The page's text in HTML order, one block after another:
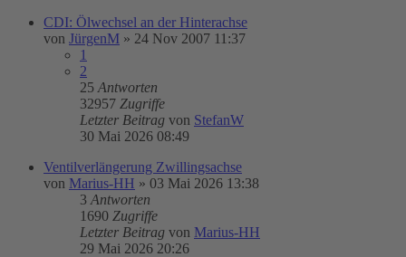
CDI: Ölwechsel an der Hinterachse
von JürgenM » 24 Nov 2007 11:37
1
2
25 Antworten
32957 Zugriffe
Letzter Beitrag von StefanW
30 Mai 2026 08:49
Ventilverlängerung Zwillingsachse
von Marius-HH » 03 Mai 2026 13:38
3 Antworten
1690 Zugriffe
Letzter Beitrag von Marius-HH
29 Mai 2026 20:26